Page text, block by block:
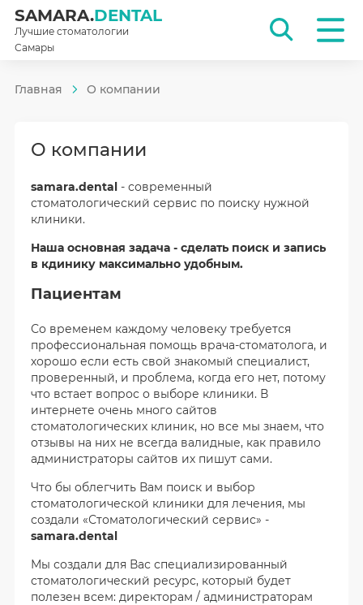
SAMARA.DENTAL
Лучшие стоматологии
Самары
Главная О компании
О компании
samara.dental- современный
стоматологический сервис по поиску нужной
клиники.
Наша основная задача - сделать поиск и запись
в кдинику максимально удобным.
Пациентам
Со временем каждому человеку требуется
профессиональная помощь врача-стоматолога, и
хорошо если есть свой знакомый специалист,
проверенный, и проблема, когда его нет, потому
что встает вопрос о выборе клиники. В
интернете очень много сайтов
стоматологических клиник, но все мы знаем, что
отзывы на них не всегда валидные, как правило
администраторы сайтов их пишут сами.
Что бы облегчить Вам поиск и выбор
стоматологической клиники для лечения, мы
создали «Стоматологический сервис» -
samara.dental
Мы создали для Вас специализированный
стоматологический ресурс, который будет
полезен всем: директорам / администраторам